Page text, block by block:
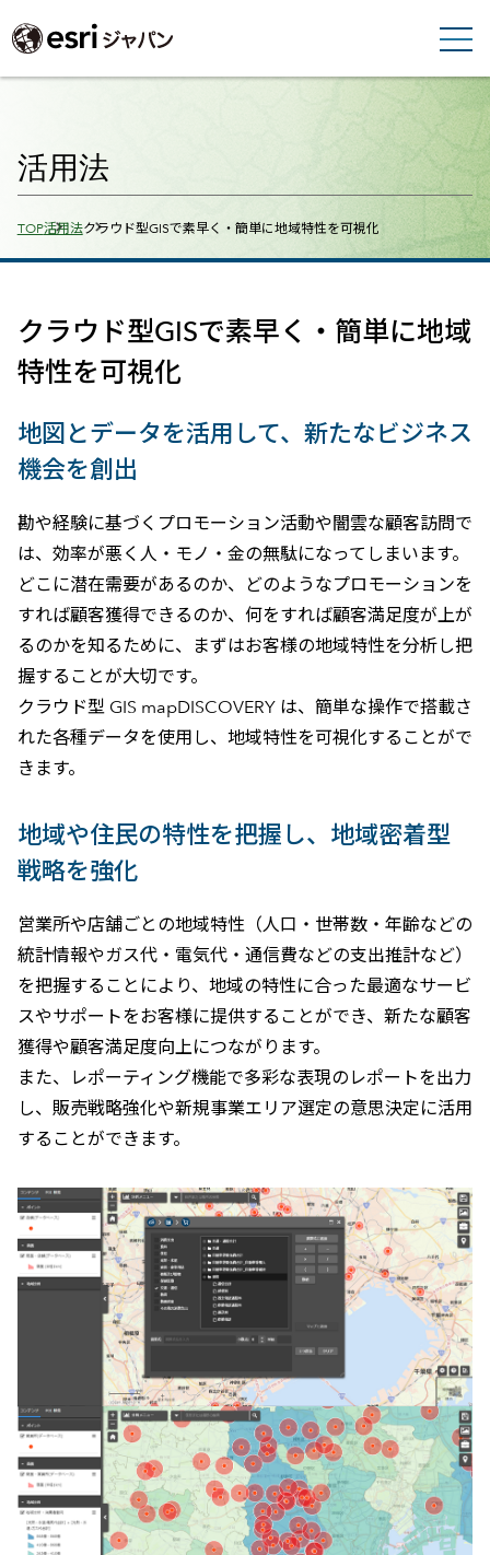
活用法
Breadcrumbs
TOP活用法クラウド型GISで素早く・簡単に地域特性を可視化
クラウド型GISで素早く・簡単に地域
特性を可視化
地図とデータを活用して、新たなビジネス
機会を創出
勘や経験に基づくプロモーション活動や闇雲な顧客訪問で
は、効率が悪く人・モノ・金の無駄になってしまいます。
どこに潜在需要があるのか、どのようなプロモーションを
すれば顧客獲得できるのか、何をすれば顧客満足度が上が
るのかを知るために、まずはお客様の地域特性を分析し把
握することが大切です。
クラウド型 GIS mapDISCOVERY は、簡単な操作で搭載さ
れた各種データを使用し、地域特性を可視化することがで
きます。
地域や住民の特性を把握し、地域密着型
戦略を強化
営業所や店舗ごとの地域特性（人口・世帯数・年齢などの
統計情報やガス代・電気代・通信費などの支出推計など）
を把握することにより、地域の特性に合った最適なサービ
スやサポートをお客様に提供することができ、新たな顧客
獲得や顧客満足度向上につながります。
また、レポーティング機能で多彩な表現のレポートを出力
し、販売戦略強化や新規事業エリア選定の意思決定に活用
することができます。